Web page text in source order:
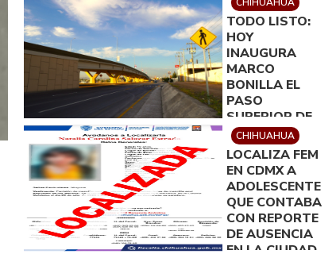
ROTARACT
DELICIAS
TODO LISTO:
HOY
INAUGURA
MARCO
BONILLA EL
PASO
SUPERIOR DE
ALDAMA Y
FUERZA AÉREA
CHIHUAHUA
LOCALIZA FEM
EN CDMX A
ADOLESCENTE
QUE CONTABA
CON REPORTE
DE AUSENCIA
EN LA CIUDAD